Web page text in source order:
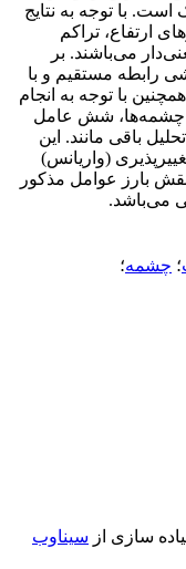
با توجه به نتایج
ارتفاع، تراکم
زهکشی در سطح 99% معنی‌دار می‌باشند. بر
رابطه مستقیم و با
با توجه به انجام
و دبی چشمه‌ها، شش عامل
از 1 هستند و در تحلیل باقی ‌مانند. این
73.5 درصد از تغییرپذیری (واریانس)
بارز عوامل مذکور
می‌باشد.
؛ چشمه؛
سازی از سیناوب